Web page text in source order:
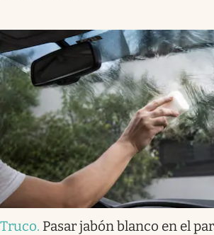
Truco. Pasar jabón blanco en el